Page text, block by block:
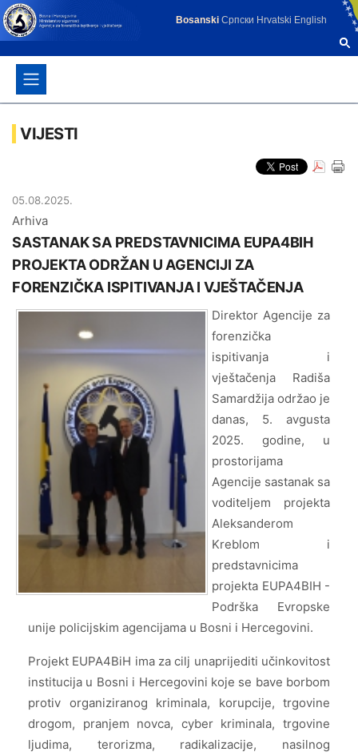
Bosanski Српски Hrvatski English
VIJESTI
05.08.2025.
Arhiva
SASTANAK SA PREDSTAVNICIMA EUPA4BIH
PROJEKTA ODRŽAN U AGENCIJI ZA
FORENZIČKA ISPITIVANJA I VJEŠTAČENJA
Direktor Agencije za
forenzička
ispitivanja i
vještačenja Radiša
Samardžija održao je
danas, 5. avgusta
2025. godine, u
prostorijama
Agencije sastanak sa
voditeljem projekta
Aleksanderom
Kreblom i
predstavnicima
projekta EUPA4BIH -
Podrška Evropske
unije policijskim agencijama u Bosni i Hercegovini.
Projekt EUPA4BiH ima za cilj unaprijediti učinkovitost
institucija u Bosni i Hercegovini koje se bave borbom
protiv organiziranog kriminala, korupcije, trgovine
drogom, pranjem novca, cyber kriminala, trgovine
ljudima, terorizma, radikalizacije, nasilnog